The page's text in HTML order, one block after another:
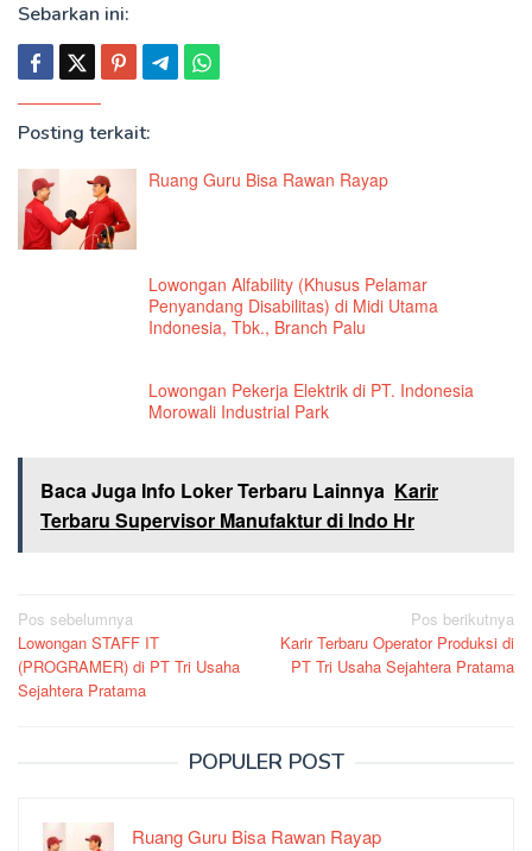
Sebarkan ini:
Posting terkait:
Ruang Guru Bisa Rawan Rayap
Lowongan Alfability (Khusus Pelamar
Penyandang Disabilitas) di Midi Utama
Indonesia, Tbk., Branch Palu
Lowongan Pekerja Elektrik di PT. Indonesia
Morowali Industrial Park
Baca Juga Info Loker Terbaru Lainnya Karir
Terbaru Supervisor Manufaktur di Indo Hr
Navigasi
pos
Pos sebelumnya
Lowongan STAFF IT
(PROGRAMER) di PT Tri Usaha
Sejahtera Pratama
Pos berikutnya
Karir Terbaru Operator Produksi di
PT Tri Usaha Sejahtera Pratama
POPULER POST
Ruang Guru Bisa Rawan Rayap